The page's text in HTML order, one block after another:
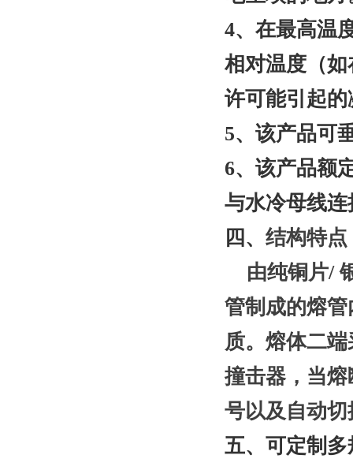
4、在最高温
相对温度（
许可能引起的
5、该产品可
6、该产品额
与水冷母线
四、 结构特点
由纯铜片/
管制成的熔
质。熔体二
撞击器，当
号以及自动
五、 可定制